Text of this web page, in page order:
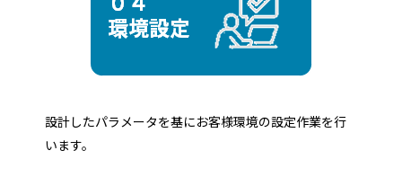
設計したパラメータを基にお客様環境の設定作業を行
います。